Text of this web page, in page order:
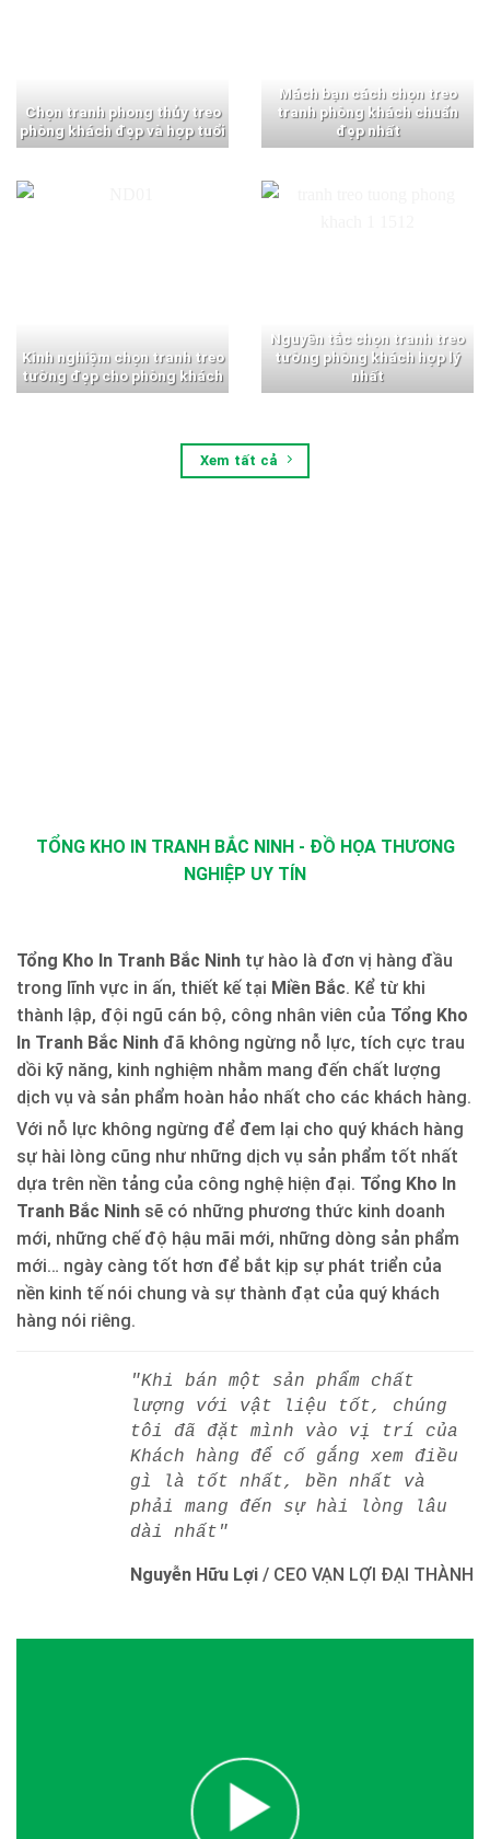
Chọn tranh phong thủy treo
phòng khách đẹp và hợp tuổi
Mách bạn cách chọn treo
tranh phòng khách chuẩn
đẹp nhất
Kinh nghiệm chọn tranh treo
tường đẹp cho phòng khách
Nguyên tắc chọn tranh treo
tường phòng khách hợp lý
nhất
Xem tất cả
TỔNG KHO IN TRANH BẮC NINH - ĐỒ HỌA THƯƠNG
NGHIỆP UY TÍN
Tổng Kho In Tranh Bắc Ninh tự hào là đơn vị hàng đầu
trong lĩnh vực in ấn, thiết kế tại Miền Bắc. Kể từ khi
thành lập, đội ngũ cán bộ, công nhân viên của Tổng Kho
In Tranh Bắc Ninh đã không ngừng nỗ lực, tích cực trau
dồi kỹ năng, kinh nghiệm nhằm mang đến chất lượng
dịch vụ và sản phẩm hoàn hảo nhất cho các khách hàng.
Với nỗ lực không ngừng để đem lại cho quý khách hàng
sự hài lòng cũng như những dịch vụ sản phẩm tốt nhất
dựa trên nền tảng của công nghệ hiện đại. Tổng Kho In
Tranh Bắc Ninh sẽ có những phương thức kinh doanh
mới, những chế độ hậu mãi mới, những dòng sản phẩm
mới… ngày càng tốt hơn để bắt kịp sự phát triển của
nền kinh tế nói chung và sự thành đạt của quý khách
hàng nói riêng.
"Khi bán một sản phẩm chất
lượng với vật liệu tốt, chúng
tôi đã đặt mình vào vị trí của
Khách hàng để cố gắng xem điều
gì là tốt nhất, bền nhất và
phải mang đến sự hài lòng lâu
dài nhất"
Nguyễn Hữu Lợi / CEO VẠN LỢI ĐẠI THÀNH